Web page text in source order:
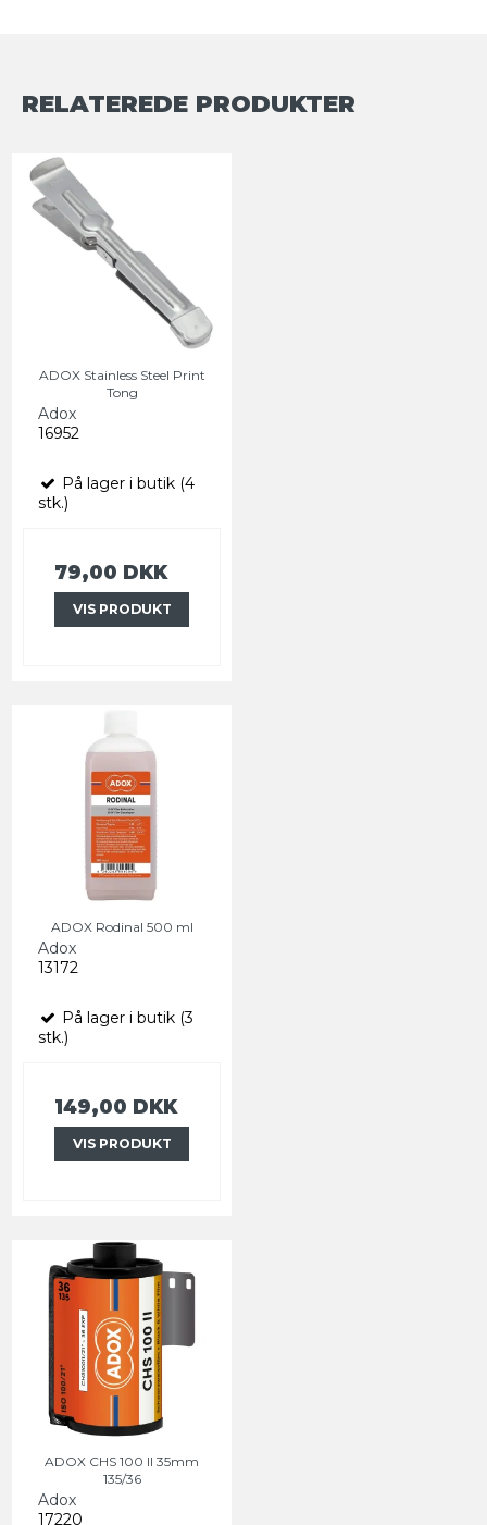
RELATEREDE PRODUKTER
ADOX Stainless Steel Print
Tong
Adox
16952
På lager i butik (4
stk.)
79,00 DKK
VIS PRODUKT
ADOX Rodinal 500 ml
Adox
13172
På lager i butik (3
stk.)
149,00 DKK
VIS PRODUKT
ADOX CHS 100 II 35mm
135/36
Adox
17220